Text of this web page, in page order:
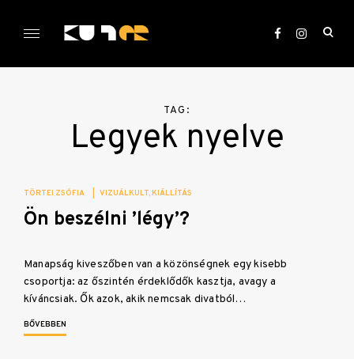
KULTer.hu
TAG:
Legyek nyelve
TÖRTEI ZSÓFIA VIZUÁLKULT KIÁLLÍTÁS
Ön beszélni ’légy’?
Manapság kiveszőben van a közönségnek egy kisebb
csoportja: az őszintén érdeklődők kasztja, avagy a
kíváncsiak. Ők azok, akik nemcsak divatból…
BŐVEBBEN